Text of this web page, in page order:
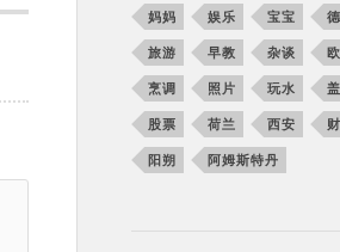
妈妈 娱乐 宝宝
旅游 早教 杂谈
烹调 照片 玩水
股票 荷兰 西安
阳朔 阿姆斯特丹